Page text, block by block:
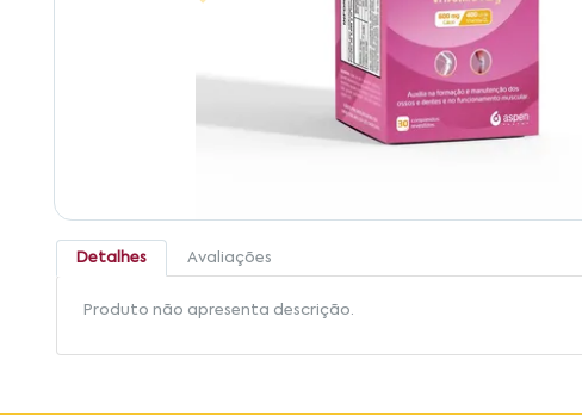
Detalhes Avaliações
Produto não apresenta descrição.